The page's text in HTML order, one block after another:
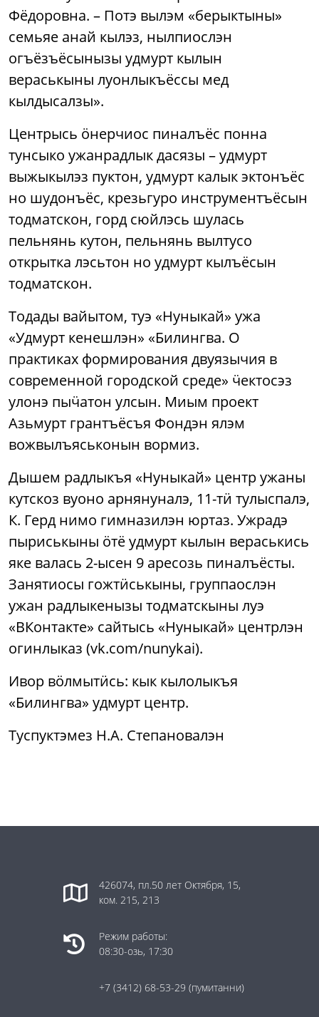
Фёдоровна. – Потэ вылэм «берыктыны»
семьяе анай кылэз, нылпиослэн
огъёзъёсынызы удмурт кылын
вераськыны луонлыкъёссы мед
кылдысалзы».
Центрысь ӧнерчиос пиналъёс понна
тунсыко ужанрадлык дасязы – удмурт
выжыкылэз пуктон, удмурт калык эктонъёс
но шудонъёс, крезьгуро инструментъёсын
тодматскон, горд сюйлэсь шулась
пельнянь кутон, пельнянь вылтусо
открытка лэсьтон но удмурт кылъёсын
тодматскон.
Тодады вайытом, туэ «Нуныкай» ужа
«Удмурт кенешлэн» «Билингва. О
практиках формирования двуязычия в
современной городской среде» ӵектосэз
улонэ пыӵатон улсын. Миым проект
Азьмурт грантъёсъя Фондэн ялэм
вожвылъяськонын вормиз.
Дышем радлыкъя «Нуныкай» центр ужаны
кутскоз вуоно арнянуналэ, 11-тӥ тулыспалэ,
К. Герд нимо гимназилэн юртаз. Ужрадэ
пыриськыны ӧтё удмурт кылын вераськись
яке валась 2-ысен 9 аресозь пиналъёсты.
Занятиосы гожтӥськыны, группаослэн
ужан радлыкенызы тодматскыны луэ
«ВКонтакте» сайтысь «Нуныкай» центрлэн
огинлыказ (vk.com/nunykai).
Ивор вӧлмытӥсь: кык кылолыкъя
«Билингва» удмурт центр.
Туспуктэмез Н.А. Степановалэн
426074, пл.50 лет Октября, 15,
ком. 215, 213
Режим работы:
08:30-озь, 17:30
+7 (3412) 68-53-29 (пумитанни)